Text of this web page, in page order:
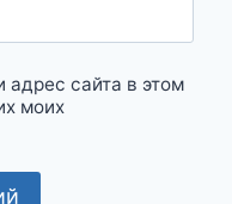
адрес сайта в этом
моих